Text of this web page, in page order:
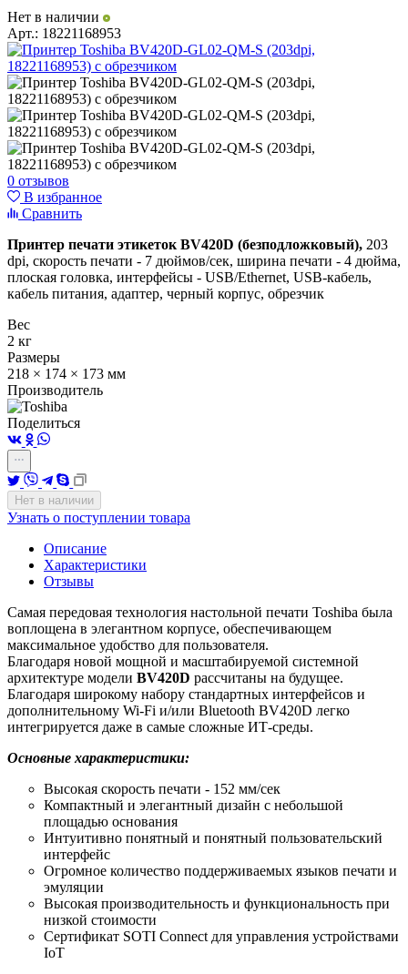
Нет в наличии
Арт.: 18221168953
0 отзывов
В избранное
Сравнить
Принтер печати этикеток BV420D (безподложковый), 203
dpi, скорость печати - 7 дюймов/сек, ширина печати - 4 дюйма,
плоская головка, интерфейсы - USB/Ethernet, USB-кабель,
кабель питания, адаптер, черный корпус, обрезчик
Вес
2 кг
Размеры
218 × 174 × 173 мм
Производитель
Поделиться
Нет в наличии
Узнать о поступлении товара
Описание
Характеристики
Отзывы
Самая передовая технология настольной печати Toshiba была
воплощена в элегантном корпусе, обеспечивающем
максимальное удобство для пользователя.
Благодаря новой мощной и масштабируемой системной
архитектуре модели BV420D рассчитаны на будущее.
Благодаря широкому набору стандартных интерфейсов и
дополнительному Wi-Fi и/или Bluetooth BV420D легко
интегрируется даже в самые сложные ИТ-среды.
Основные характеристики:
Высокая скорость печати - 152 мм/сек
Компактный и элегантный дизайн с небольшой
площадью основания
Интуитивно понятный и понятный пользовательский
интерфейс
Огромное количество поддерживаемых языков печати и
эмуляции
Высокая производительность и функциональность при
низкой стоимости
Сертификат SOTI Connect для управления устройствами
IoT